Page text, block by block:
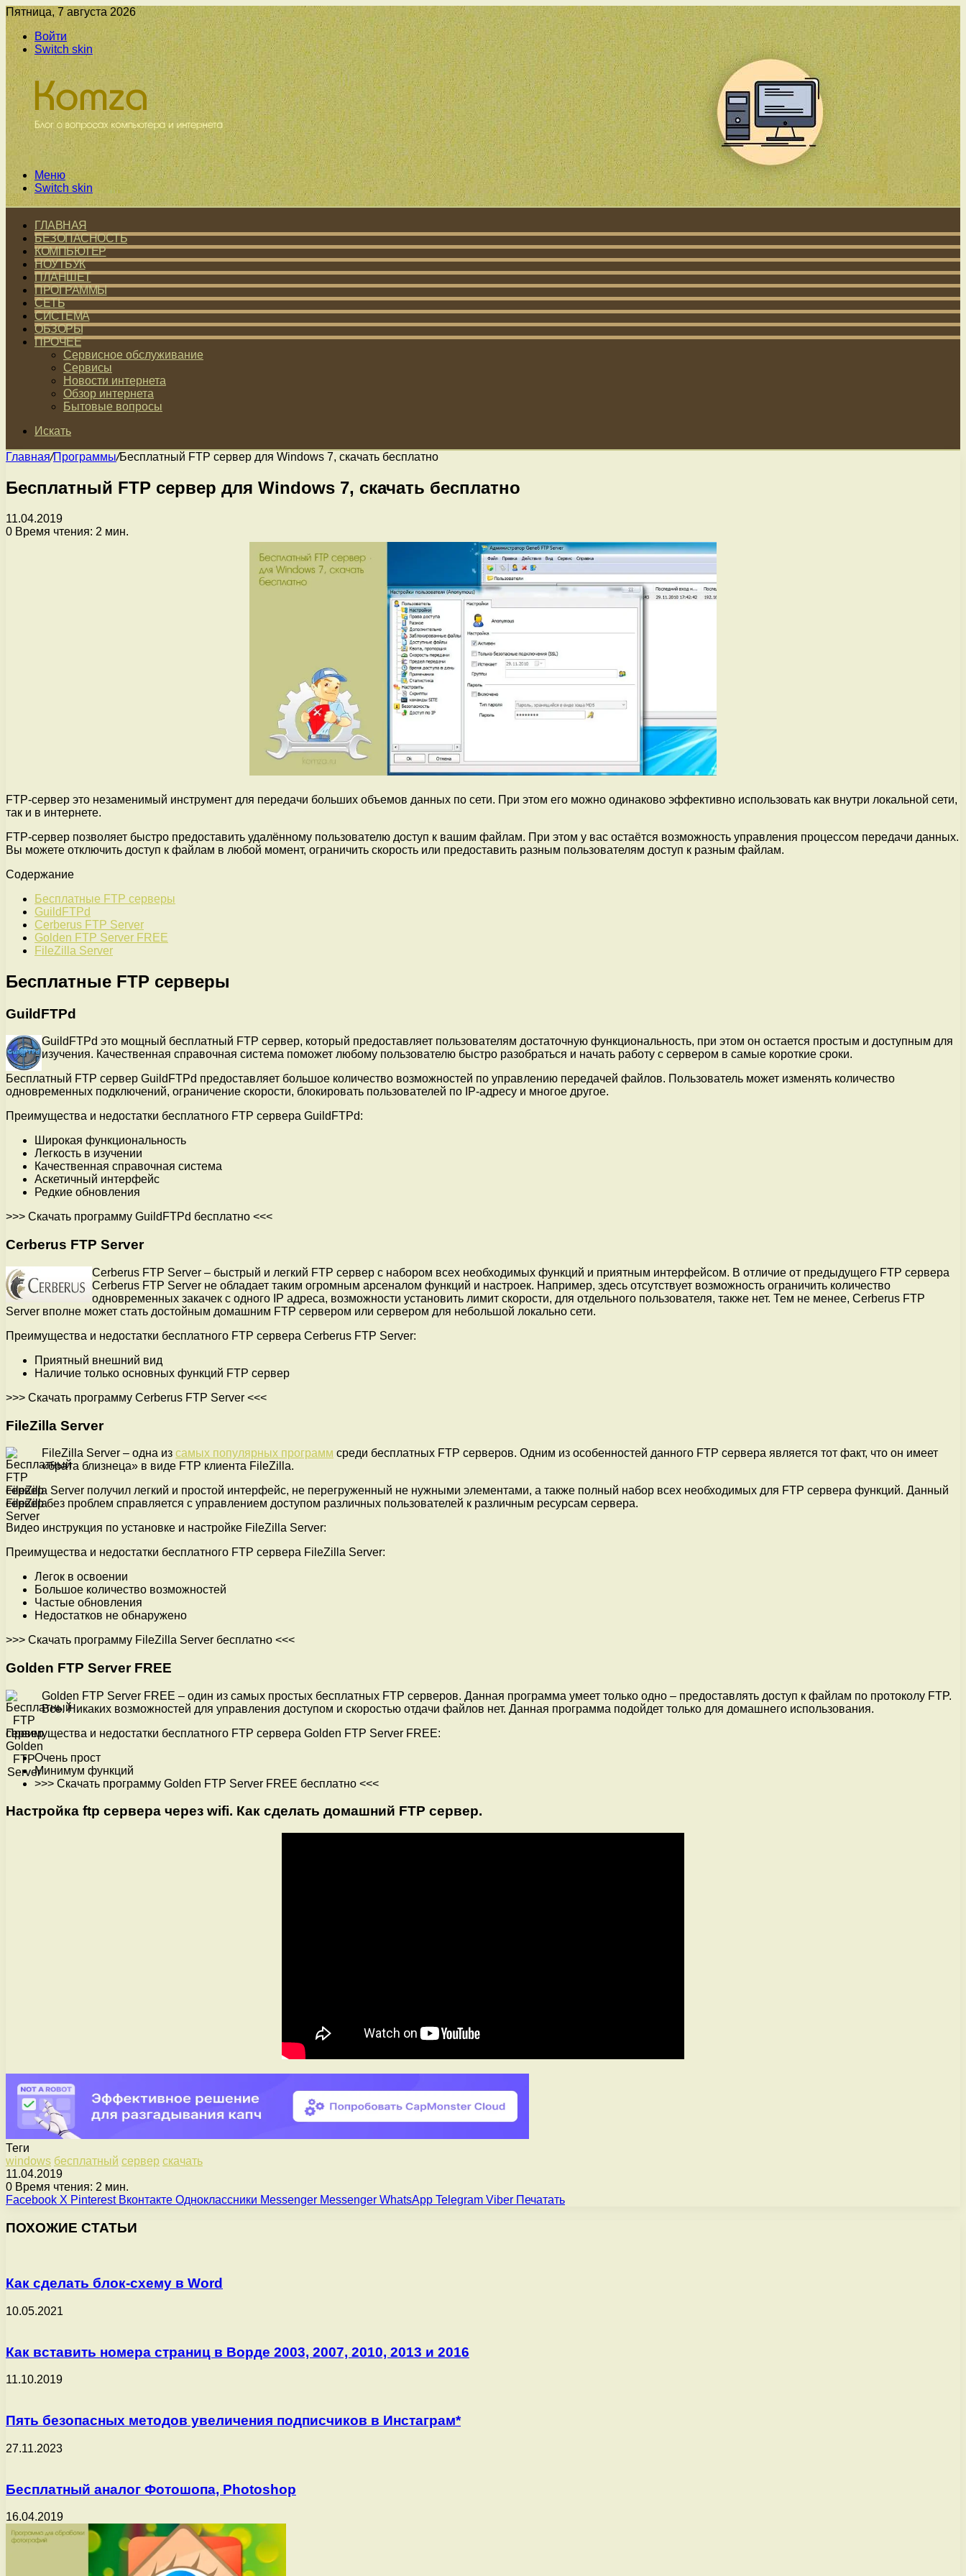
Пятница, 7 августа 2026
Войти
Switch skin
Меню
Switch skin
ГЛАВНАЯ
БЕЗОПАСНОСТЬ
КОМПЬЮТЕР
НОУТБУК
ПЛАНШЕТ
ПРОГРАММЫ
СЕТЬ
СИСТЕМА
ОБЗОРЫ
ПРОЧЕЕ
Сервисное обслуживание
Сервисы
Новости интернета
Обзор интернета
Бытовые вопросы
Искать
Главная/Программы/Бесплатный FTP сервер для Windows 7, скачать бесплатно
Бесплатный FTP сервер для Windows 7, скачать бесплатно
11.04.2019
0 Время чтения: 2 мин.
FTP-сервер это незаменимый инструмент для передачи больших объемов данных по сети. При этом его можно одинаково эффективно использовать как внутри локальной сети,
так и в интернете.
FTP-сервер позволяет быстро предоставить удалённому пользователю доступ к вашим файлам. При этом у вас остаётся возможность управления процессом передачи данных.
Вы можете отключить доступ к файлам в любой момент, ограничить скорость или предоставить разным пользователям доступ к разным файлам.
Содержание
Бесплатные FTP серверы
GuildFTPd
Cerberus FTP Server
Golden FTP Server FREE
FileZilla Server
Бесплатные FTP серверы
GuildFTPd
GuildFTPd это мощный бесплатный FTP сервер, который предоставляет пользователям достаточную функциональность, при этом он остается простым и доступным для
изучения. Качественная справочная система поможет любому пользователю быстро разобраться и начать работу с сервером в самые короткие сроки.
Бесплатный FTP сервер GuildFTPd предоставляет большое количество возможностей по управлению передачей файлов. Пользователь может изменять количество
одновременных подключений, ограничение скорости, блокировать пользователей по IP-адресу и многое другое.
Преимущества и недостатки бесплатного FTP сервера GuildFTPd:
Широкая функциональность
Легкость в изучении
Качественная справочная система
Аскетичный интерфейс
Редкие обновления
>>> Скачать программу GuildFTPd бесплатно <<<
Cerberus FTP Server
Cerberus FTP Server – быстрый и легкий FTP сервер с набором всех необходимых функций и приятным интерфейсом. В отличие от предыдущего FTP сервера
Cerberus FTP Server не обладает таким огромным арсеналом функций и настроек. Например, здесь отсутствует возможность ограничить количество
одновременных закачек с одного IP адреса, возможности установить лимит скорости, для отдельного пользователя, также нет. Тем не менее, Cerberus FTP
Server вполне может стать достойным домашним FTP сервером или сервером для небольшой локально сети.
Преимущества и недостатки бесплатного FTP сервера Cerberus FTP Server:
Приятный внешний вид
Наличие только основных функций FTP сервер
>>> Скачать программу Cerberus FTP Server <<<
FileZilla Server
FileZilla Server – одна из самых популярных программ среди бесплатных FTP серверов. Одним из особенностей данного FTP сервера является тот факт, что он имеет
«брата близнеца» в виде FTP клиента FileZilla.
FileZilla Server получил легкий и простой интерфейс, не перегруженный не нужными элементами, а также полный набор всех необходимых для FTP сервера функций. Данный
сервер без проблем справляется с управлением доступом различных пользователей к различным ресурсам сервера.
Видео инструкция по установке и настройке FileZilla Server:
Преимущества и недостатки бесплатного FTP сервера FileZilla Server:
Легок в освоении
Большое количество возможностей
Частые обновления
Недостатков не обнаружено
>>> Скачать программу FileZilla Server бесплатно <<<
Golden FTP Server FREE
Golden FTP Server FREE – один из самых простых бесплатных FTP серверов. Данная программа умеет только одно – предоставлять доступ к файлам по протоколу FTP.
Все. Никаких возможностей для управления доступом и скоростью отдачи файлов нет. Данная программа подойдет только для домашнего использования.
Преимущества и недостатки бесплатного FTP сервера Golden FTP Server FREE:
Очень прост
Минимум функций
>>> Скачать программу Golden FTP Server FREE бесплатно <<<
Настройка ftp сервера через wifi. Как сделать домашний FTP сервер.
Теги
windows бесплатный сервер скачать
11.04.2019
0 Время чтения: 2 мин.
Facebook X Pinterest Вконтакте Одноклассники Messenger Messenger WhatsApp Telegram Viber Печатать
ПОХОЖИЕ СТАТЬИ
Как сделать блок-схему в Word
10.05.2021
Как вставить номера страниц в Ворде 2003, 2007, 2010, 2013 и 2016
11.10.2019
Пять безопасных методов увеличения подписчиков в Инстаграм*
27.11.2023
Бесплатный аналог Фотошопа, Photoshop
16.04.2019